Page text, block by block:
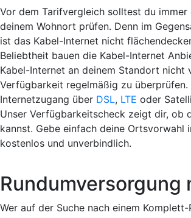
Vor dem Tarifvergleich solltest du
deinem Wohnort prüfen. Denn im
ist das Kabel-Internet nicht
Beliebtheit bauen die Kabel-Internet
Kabel-Internet an deinem Standort nicht
Verfügbarkeit regelmäßig zu
Internetzugang über DSL, LTE oder
Unser Verfügbarkeitscheck zeigt dir, ob
kannst. Gebe einfach deine Ortsvorwahl
kostenlos und unverbindlich.
Rundumversorgung
Wer auf der Suche nach einem